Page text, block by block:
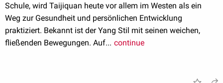
Schule, wird Taijiquan heute vor allem im Westen als ein
Weg zur Gesundheit und persönlichen Entwicklung
praktiziert. Bekannt ist der Yang Stil mit seinen weichen,
fließenden Bewegungen. Auf... continue